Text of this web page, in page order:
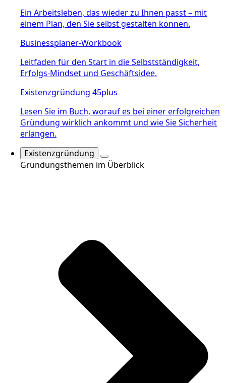
Ein Arbeitsleben, das wieder zu Ihnen passt – mit
einem Plan, den Sie selbst gestalten können.
Businessplaner-Workbook
Leitfaden für den Start in die Selbstständigkeit,
Erfolgs-Mindset und Geschäftsidee.
Existenzgründung 45plus
Lesen Sie im Buch, worauf es bei einer erfolgreichen
Gründung wirklich ankommt und wie Sie Sicherheit
erlangen.
Existenzgründung
Gründungsthemen im Überblick